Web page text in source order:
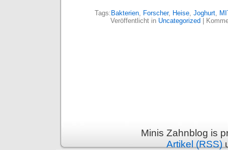
Tags: Bakterien, Forscher, Heise, Joghurt,
Veröffentlicht in Uncategorized
Minis Zahnblog is
Artikel (RSS)